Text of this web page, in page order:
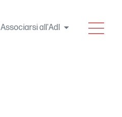
Associarsi all'AdI MENU